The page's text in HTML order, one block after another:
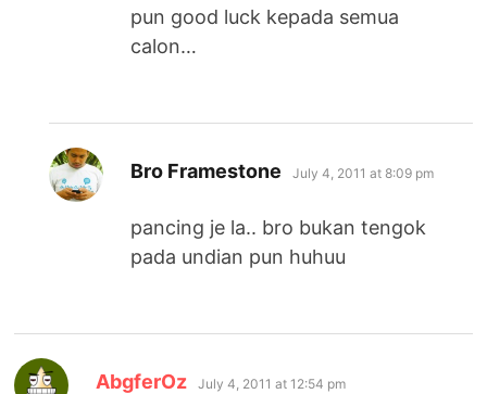
pun good luck kepada semua
calon…
Bro Framestone says:
July 4, 2011 at 8:09 pm
pancing je la.. bro bukan tengok
pada undian pun huhuu
AbgferOz says:
July 4, 2011 at 12:54 pm